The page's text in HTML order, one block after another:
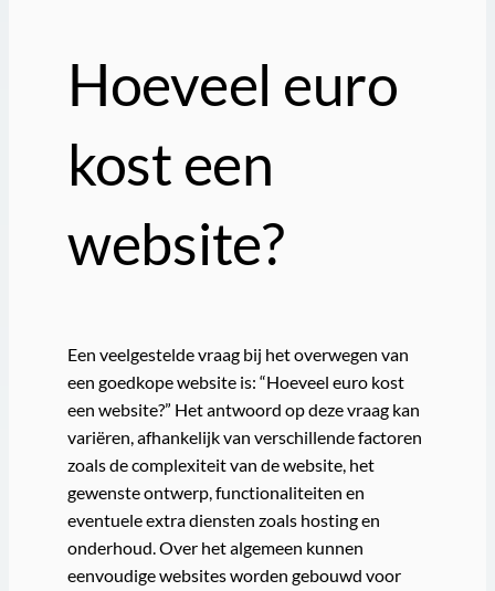
Hoeveel euro
kost een
website?
Een veelgestelde vraag bij het overwegen van
een goedkope website is: “Hoeveel euro kost
een website?” Het antwoord op deze vraag kan
variëren, afhankelijk van verschillende factoren
zoals de complexiteit van de website, het
gewenste ontwerp, functionaliteiten en
eventuele extra diensten zoals hosting en
onderhoud. Over het algemeen kunnen
eenvoudige websites worden gebouwd voor